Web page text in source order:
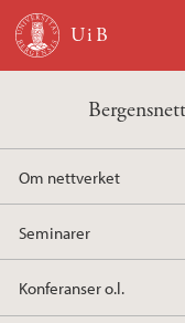
Hopp til hovedinnhold
Om nettverket
Seminarer
Konferanser o.l.